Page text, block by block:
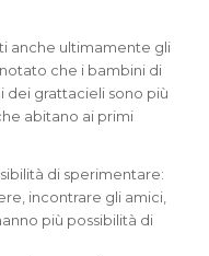
anche ultimamente gli
che i bambini di
dei grattacieli sono più
abitano ai primi
di sperimentare:
incontrare gli amici,
più possibilità di